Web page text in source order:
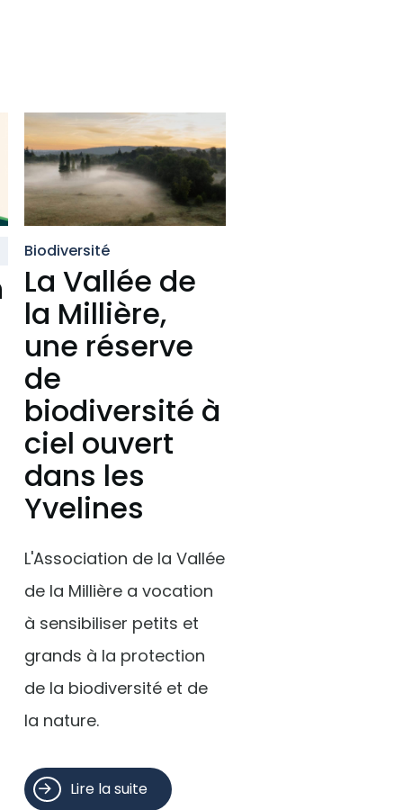
Biodiversité
La Vallée de
la Millière,
une réserve
de
biodiversité à
ciel ouvert
dans les
Yvelines
L'Association de la Vallée
de la Millière a vocation
à sensibiliser petits et
grands à la protection
de la biodiversité et de
la nature.
Lire la suite